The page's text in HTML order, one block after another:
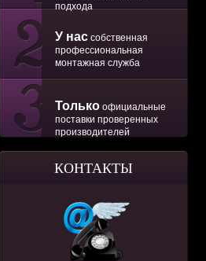
подхода
У нас собственная
профессиональная
монтажная служба
Только официальные
поставки проверенных
производителей
КОНТАКТЫ